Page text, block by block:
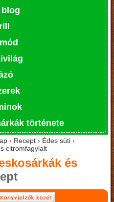
blog
története
› Recept › Édes süti ›
citromfagylalt
és